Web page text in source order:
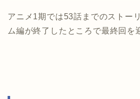
アニメ1期では53話までのストー
ム編が終了したところで最終回を